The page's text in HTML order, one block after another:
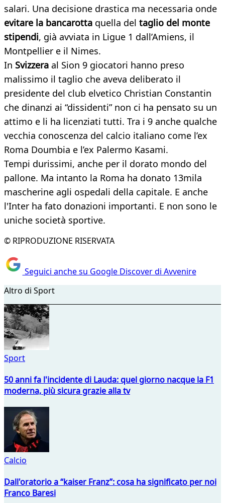
salari. Una decisione drastica ma necessaria onde
evitare la bancarotta quella del taglio del monte
stipendi, già avviata in Ligue 1 dall’Amiens, il
Montpellier e il Nimes.
In Svizzera al Sion 9 giocatori hanno preso
malissimo il taglio che aveva deliberato il
presidente del club elvetico Christian Constantin
che dinanzi ai “dissidenti” non ci ha pensato su un
attimo e li ha licenziati tutti. Tra i 9 anche qualche
vecchia conoscenza del calcio italiano come l’ex
Roma Doumbia e l’ex Palermo Kasami.
Tempi durissimi, anche per il dorato mondo del
pallone. Ma intanto la Roma ha donato 13mila
mascherine agli ospedali della capitale. E anche
l'Inter ha fato donazioni importanti. E non sono le
uniche società sportive.
© RIPRODUZIONE RISERVATA
Seguici anche su Google Discover di Avvenire
Altro di Sport
Sport
50 anni fa l'incidente di Lauda: quel giorno nacque la F1
moderna, più sicura grazie alla tv
Calcio
Dall'oratorio a “kaiser Franz”: cosa ha significato per noi
Franco Baresi